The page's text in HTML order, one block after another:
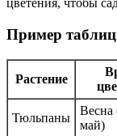
цветения, чтобы
Пример
Растение
Тюльпаны
Весна
май)